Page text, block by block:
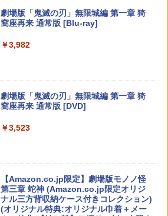
￥7,580
￥7,623
Nintendo Switch 2 Edition
￥7,680
￥5,901
￥6,526
￥750
ルム シート 液晶保護 ガラス スチーム ス
チームデック OLED スチームデック LC
Nintendo Switch2 専用 スリムハードポ
ーチ 収納ケース ハードケース ポーチ 収
納バッグ 耐衝撃 スイッチ2 キャリングケ
ース 軽量 ◇ALW-PU-001
￥272
￥320
プリート 初回限定版 PS3版「ファイ
ナルファンタジーXIII」体験版・スリー
ブケース付 / アニメ
￥540
スプラトゥーン レイダース|オンライン
コード版
￥5,832
スプラトゥーン レイダース -Switch2
Nintendo Switch 2(日本語・国内専用)
￥55,491
PlayStation 5 デジタル・エディション
日本語専用 Console Language: Japan
Beast of Reincarnation -PS5 【特典】
プロダクトコード 封入
￥7,286
【純正品】ディスクドライブ(CFI-ZDD1
J) PlayStation 5
￥11,849
【純正品】Xbox ワイヤレス コントロー
ラー + USB-C® ケーブル
￥8,300
ラー (ロボット ホワイト)
￥8,020
劇場版「鬼滅の刃」無限城編 第一章 猗
窩座再来 通常版 [Blu-ray]
￥3,982
劇場版「鬼滅の刃」無限城編 第一章 猗
窩座再来 通常版 [DVD]
￥3,523
【Amazon.co.jp限定】劇場版モノノ怪
第三章 蛇神 (Amazon.co.jp限定オリジ
ナル三方背収納ケース付きコレクション)
(オリジナル特典:オリジナル巾着＋メー